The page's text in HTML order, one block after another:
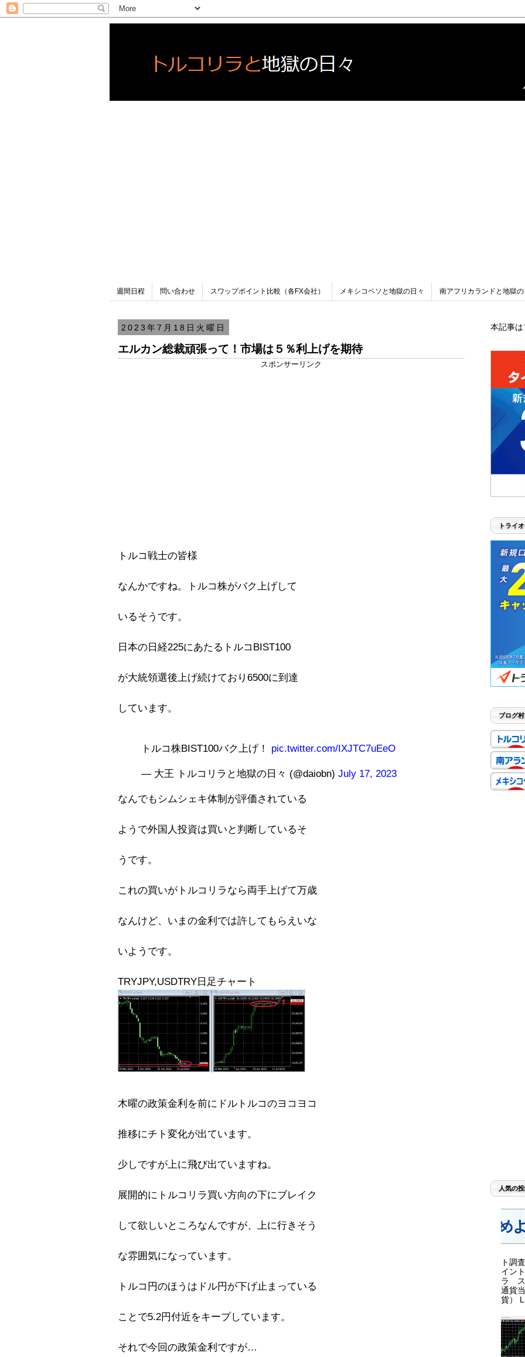
週間日程 問い合わせ スワップポイント比較（各FX会社） メキシコペソと地獄の日々 南アフリカランドと地獄
2023年7月18日火曜日
エルカン総裁頑張って！市場は５％利上げを期待
スポンサーリンク
トルコ戦士の皆様
なんかですね。トルコ株がバク上げして
いるそうです。
日本の日経225にあたるトルコBIST100
が大統領選後上げ続けており6500に到達
しています。
トルコ株BIST100バク上げ！ pic.twitter.com/IXJTC7uEeO
— 大王 トルコリラと地獄の日々 (@daiobn) July 17, 2023
なんでもシムシェキ体制が評価されている
ようで外国人投資は買いと判断しているそ
うです。
これの買いがトルコリラなら両手上げて万歳
なんけど、いまの金利では許してもらえいな
いようです。
TRYJPY,USDTRY日足チャート
木曜の政策金利を前にドルトルコのヨコヨコ
推移にチト変化が出ています。
少しですが上に飛び出ていますね。
展開的にトルコリラ買い方向の下にブレイク
して欲しいところなんですが、上に行きそう
な雰囲気になっています。
トルコ円のほうはドル円が下げ止まっている
ことで5.2円付近をキープしています。
それで今回の政策金利ですが…
本記事
トライ
ブログ村
人気の
ト調
イン
ラ ス
通貨
貨）